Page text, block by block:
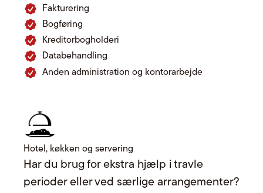
Fakturering
Bogføring
Kreditorbogholderi
Databehandling
Anden administration og kontorarbejde
Hotel, køkken og servering
Har du brug for ekstra hjælp i travle
perioder eller ved særlige arrangementer?